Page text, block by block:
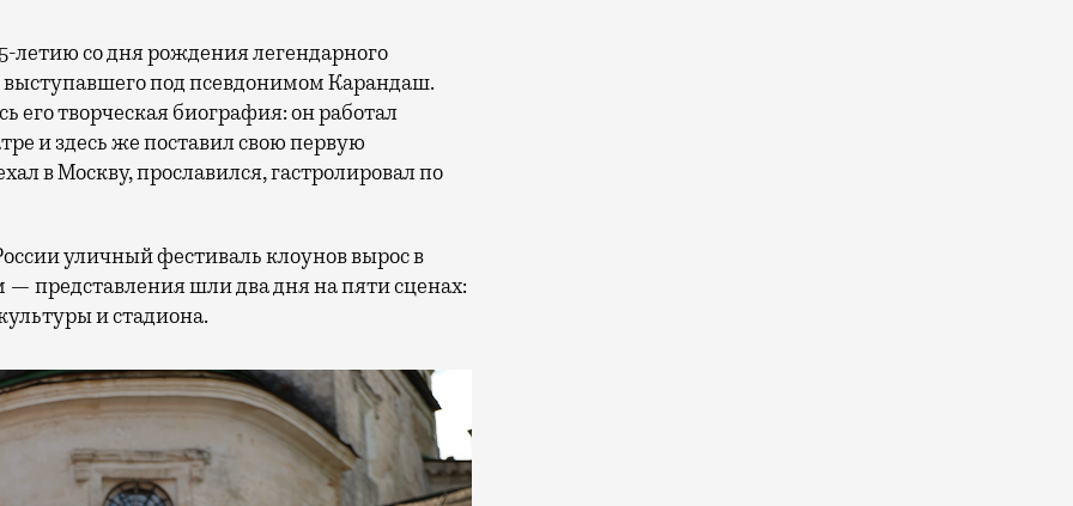
летию со дня рождения легендарного
под псевдонимом Карандаш.
его творческая биография: он работал
и здесь же поставил свою первую
в Москву, прославился, гастролировал по
уличный фестиваль клоунов вырос в
представления шли два дня на пяти сценах:
и стадиона.